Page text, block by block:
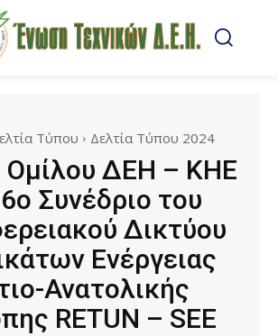
Τύπου Δελτία Τύπου 2024
Ομίλου ΔΕΗ – ΚΗΕ
Συνέδριο του
Δικτύου
Ενέργειας
Ανατολικής
RETUN – SEE